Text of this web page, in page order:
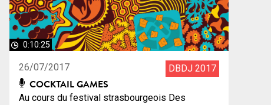
0:10:25
26/07/2017 DBDJ 2017
COCKTAIL GAMES
Au cours du festival strasbourgeois Des